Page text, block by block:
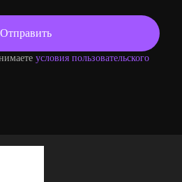
условия пользовательского